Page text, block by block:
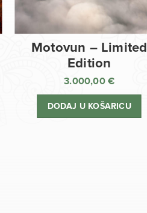
Motovun – Limited
Edition
3.000,00 €
DODAJ U KOŠARICU